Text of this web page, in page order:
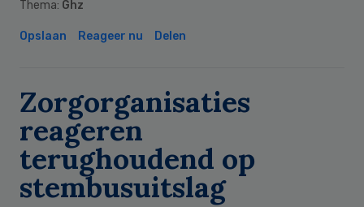
Thema: Ghz
Opslaan Reageer nu Delen
Zorgorganisaties
reageren
terughoudend op
stembusuitslag